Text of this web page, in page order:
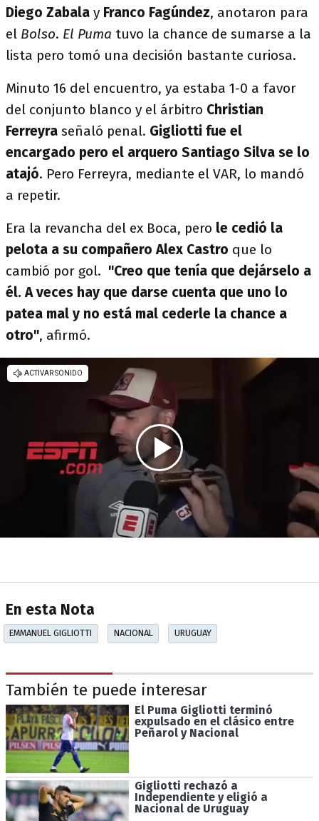
Diego Zabala y Franco Fagúndez, anotaron para
el Bolso. El Puma tuvo la chance de sumarse a la
lista pero tomó una decisión bastante curiosa.
Minuto 16 del encuentro, ya estaba 1-0 a favor
del conjunto blanco y el árbitro Christian
Ferreyra señaló penal. Gigliotti fue el
encargado pero el arquero Santiago Silva se lo
atajó. Pero Ferreyra, mediante el VAR, lo mandó
a repetir.
Era la revancha del ex Boca, pero le cedió la
pelota a su compañero Alex Castro que lo
cambió por gol. "Creo que tenía que dejárselo a
él. A veces hay que darse cuenta que uno lo
patea mal y no está mal cederle la chance a
otro", afirmó.
En esta Nota
EMMANUEL GIGLIOTTI NACIONAL URUGUAY
También te puede interesar
El Puma Gigliotti terminó
expulsado en el clásico entre
Peñarol y Nacional
Gigliotti rechazó a
Independiente y eligió a
Nacional de Uruguay